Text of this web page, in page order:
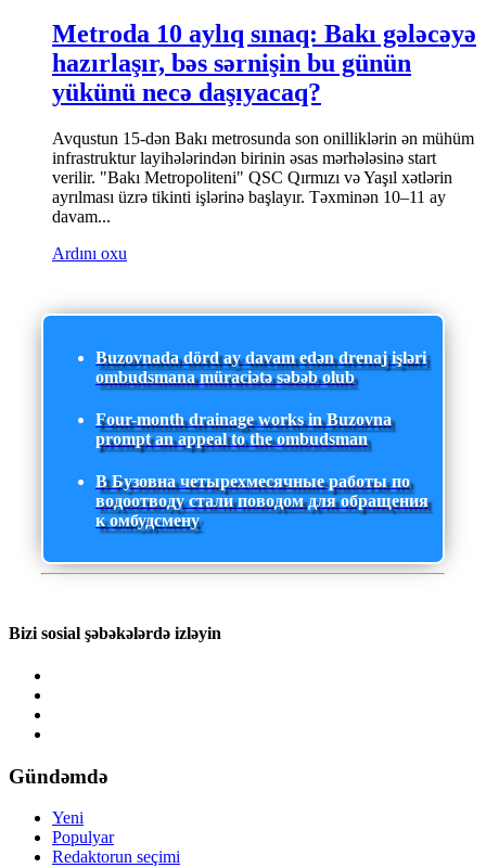
Metroda 10 aylıq sınaq: Bakı gələcəyə
hazırlaşır, bəs sərnişin bu günün
yükünü necə daşıyacaq?
Avqustun 15-dən Bakı metrosunda son onilliklərin ən mühüm
infrastruktur layihələrindən birinin əsas mərhələsinə start
verilir. "Bakı Metropoliteni" QSC Qırmızı və Yaşıl xətlərin
ayrılması üzrə tikinti işlərinə başlayır. Təxminən 10–11 ay
davam...
Ardını oxu
Buzovnada dörd ay davam edən drenaj işləri
ombudsmana müraciətə səbəb olub
Four-month drainage works in Buzovna
prompt an appeal to the ombudsman
В Бузовна четырехмесячные работы по
водоотводу стали поводом для обращения
к омбудсмену
Bizi sosial şəbəkələrdə izləyin
Gündəmdə
Yeni
Populyar
Redaktorun seçimi